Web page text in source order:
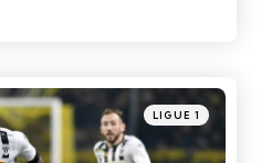
Posté
dans
LIGUE 1